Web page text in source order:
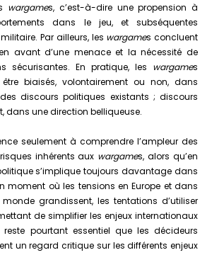
wargames, c’est-à-dire une propension à
dans le jeu, et subséquentes
Par ailleurs, les wargames concluent
avant d’une menace et la nécessité de
sécurisantes. En pratique, les wargames
biaisés, volontairement ou non, dans
discours politiques existants ; discours
dans une direction belliqueuse.
seulement à comprendre l’ampleur des
inhérents aux wargames, alors qu’en
s’implique toujours davantage dans
moment où les tensions en Europe et dans
grandissent, les tentations d’utiliser
de simplifier les enjeux internationaux
pourtant essentiel que les décideurs
un regard critique sur les différents enjeux